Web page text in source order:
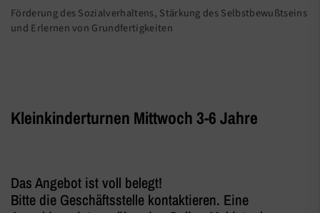
Förderung des Sozialverhaltens, Stärkung des Selbstbewußtseins
und Erlernen von Grundfertigkeiten
Kleinkinderturnen Mittwoch 3-6 Jahre
Das Angebot ist voll belegt!
Bitte die Geschäftsstelle kontaktieren. Eine